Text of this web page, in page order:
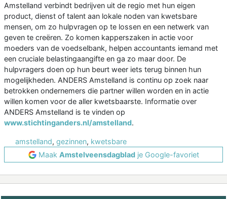
Amstelland verbindt bedrijven uit de regio met hun eigen
product, dienst of talent aan lokale noden van kwetsbare
mensen, om zo hulpvragen op te lossen en een netwerk van
geven te creëren. Zo komen kapperszaken in actie voor
moeders van de voedselbank, helpen accountants iemand met
een cruciale belastingaangifte en ga zo maar door. De
hulpvragers doen op hun beurt weer iets terug binnen hun
mogelijkheden. ANDERS Amstelland is continu op zoek naar
betrokken ondernemers die partner willen worden en in actie
willen komen voor de aller kwetsbaarste. Informatie over
ANDERS Amstelland is te vinden op
www.stichtinganders.nl/amstelland.
amstelland, gezinnen, kwetsbare
Maak Amstelveensdagbladje Google-favoriet